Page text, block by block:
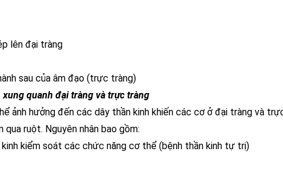
lên đại tràng
sau của âm đạo (trực tràng)
quanh đại tràng và trực tràng
ảnh hưởng đến các dây thần kinh khiến các cơ ở đại tràng và
qua ruột. Nguyên nhân bao gồm:
kiểm soát các chức năng cơ thể (bệnh thần kinh tự trị)